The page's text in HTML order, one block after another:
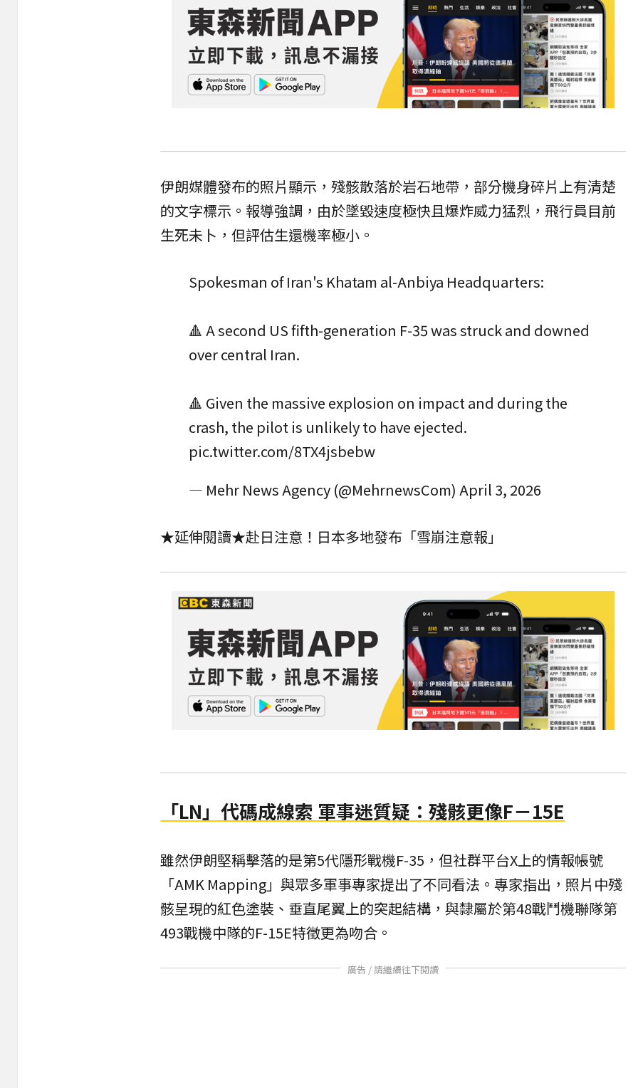
伊朗媒體發布的照片顯示，殘骸散落於岩石地帶，部分機身碎片上有清楚
的文字標示。報導強調，由於墜毀速度極快且爆炸威力猛烈，飛行員目前
生死未卜，但評估生還機率極小。
Spokesman of Iran's Khatam al-Anbiya Headquarters:
🔺 A second US fifth-generation F-35 was struck and downed
over central Iran.
🔺 Given the massive explosion on impact and during the
crash, the pilot is unlikely to have ejected.
pic.twitter.com/8TX4jsbebw
— Mehr News Agency (@MehrnewsCom)April 3, 2026
★延伸閱讀★赴日注意！日本多地發布「雪崩注意報」
「LN」代碼成線索 軍事迷質疑：殘骸更像F－15E
雖然伊朗堅稱擊落的是第5代隱形戰機F-35，但社群平台X上的情報帳號
「AMK Mapping」與眾多軍事專家提出了不同看法。專家指出，照片中殘
骸呈現的紅色塗裝、垂直尾翼上的突起結構，與隸屬於第48戰鬥機聯隊第
493戰機中隊的F-15E特徵更為吻合。
廣告 / 請繼續往下閱讀